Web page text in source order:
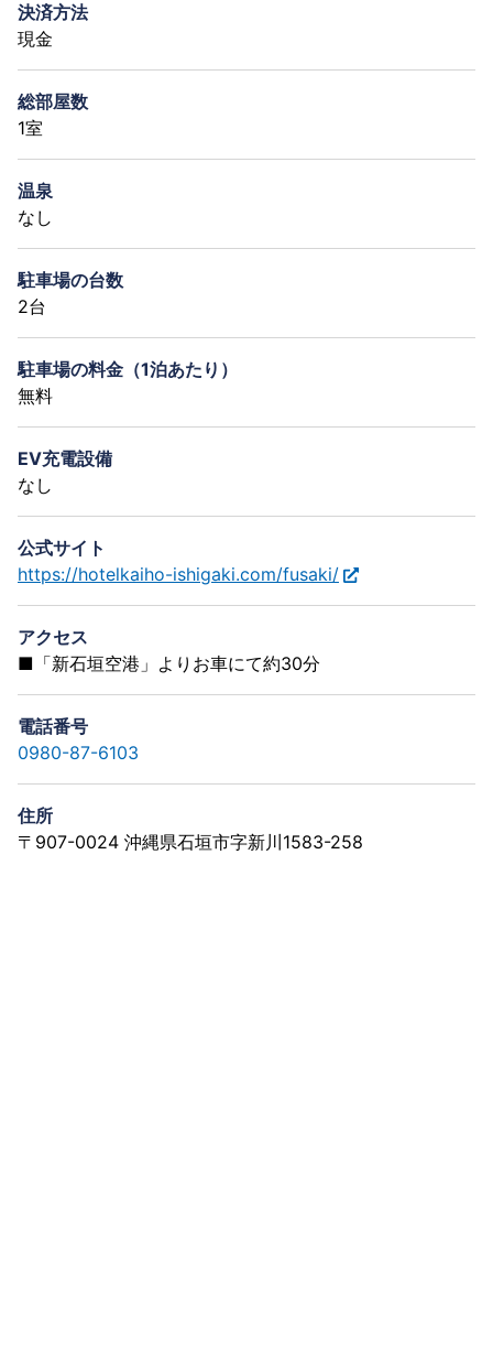
決済方法
現金
総部屋数
1室
温泉
なし
駐車場の台数
2台
駐車場の料金（1泊あたり）
無料
EV充電設備
なし
公式サイト
https://hotelkaiho-ishigaki.com/fusaki/
アクセス
■「新石垣空港」よりお車にて約30分
電話番号
0980-87-6103
住所
〒907-0024 沖縄県石垣市字新川1583-258